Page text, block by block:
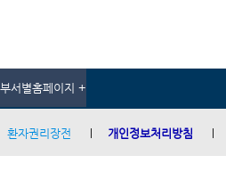
부서별홈페이지 +
환자권리장전 개인정보처리방침